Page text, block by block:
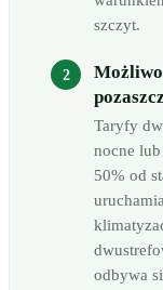
szczyt.
Taryfy
nocne
50% od
odbywa